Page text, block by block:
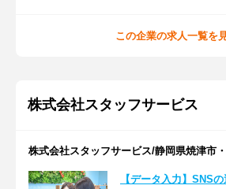
この企業の求人一覧を
株式会社スタッフサービス
株式会社スタッフサービス/静岡県焼津市・
【データ入力】SNS